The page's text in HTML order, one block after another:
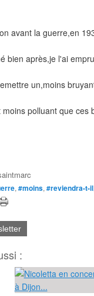
avant la guerre,en
bien après,je l'ai
un,moins
polluant que
, #moins, #reviendra-t-il
: